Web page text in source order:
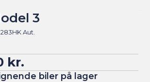
3
Aut.
kr.
biler på lager